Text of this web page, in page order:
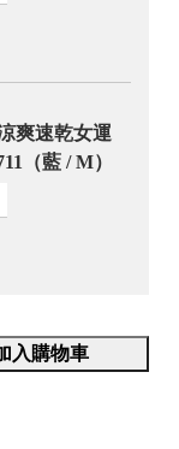
爽速乾女運
（藍 / M）
入購物車